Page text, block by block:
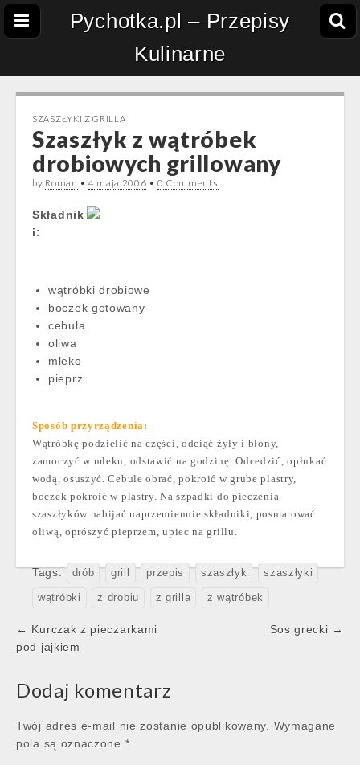
Pychotka.pl – Przepisy
Kulinarne
SZASZŁYKI Z GRILLA
Szaszłyk z wątróbek
drobiowych grillowany
by Roman • 4 maja 2006 • 0 Comments
Składnik
i:
wątróbki drobiowe
boczek gotowany
cebula
oliwa
mleko
pieprz
Sposób przyrządzenia:
Wątróbkę podzielić na części, odciąć żyły i błony,
zamoczyć w mleku, odstawić na godzinę. Odcedzić, opłukać
wodą, osuszyć. Cebule obrać, pokroić w grube plastry,
boczek pokroić w plastry. Na szpadki do pieczenia
szaszłyków nabijać naprzemiennie składniki, posmarować
oliwą, oprószyć pieprzem, upiec na grillu.
Tags: drób grill przepis szaszłyk szaszłyki
wątróbki z drobiu z grilla z wątróbek
Post
navigation
← Kurczak z pieczarkami
pod jajkiem
Sos grecki →
Dodaj komentarz
Twój adres e-mail nie zostanie opublikowany.
Wymagane
pola są oznaczone *